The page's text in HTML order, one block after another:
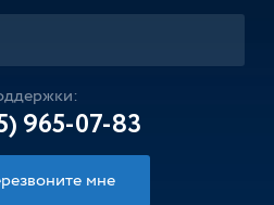
965-07-83
мне